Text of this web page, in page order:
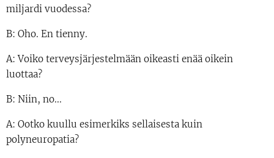
miljardi vuodessa?
B: Oho. En tienny.
A: Voiko terveysjärjestelmään oikeasti enää oikein
luottaa?
B: Niin, no...
A: Ootko kuullu esimerkiks sellaisesta kuin
polyneuropatia?